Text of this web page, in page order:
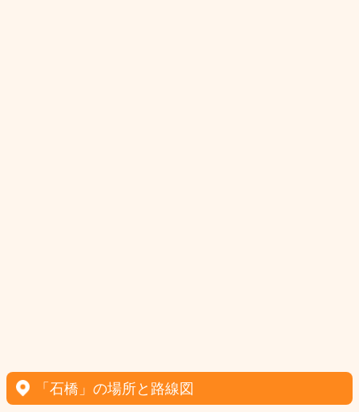
「石橋」の場所と路線図